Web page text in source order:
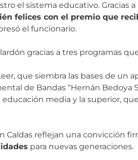
el sistema educativo. Gracias
felices con el premio que
el funcionario.
gracias a tres programas
que siembra las bases de un
de Bandas “Hernán
media y la superior,
Caldas reflejan una convicción
para nuevas generaciones.